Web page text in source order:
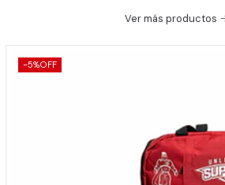
Ver más productos
-5%OFF